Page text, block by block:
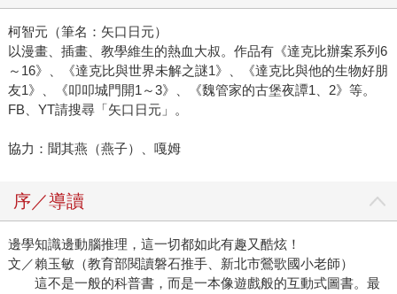
柯智元（筆名：矢口日元）
以漫畫、插畫、教學維生的熱血大叔。作品有《達克比辦案系列6
～16》、《達克比與世界未解之謎1》、《達克比與他的生物好朋
友1》、《叩叩城門開1～3》、《魏管家的古堡夜譚1、2》等。
FB、YT請搜尋「矢口日元」。
協力：聞其燕（燕子）、嘎姆
序／導讀
邊學知識邊動腦推理，這一切都如此有趣又酷炫！
文／賴玉敏（教育部閱讀磐石推手、新北市鶯歌國小老師）
這不是一般的科普書，而是一本像遊戲般的互動式圖書。最